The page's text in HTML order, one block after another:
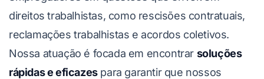
direitos trabalhistas, como rescisões contratuais,
reclamações trabalhistas e acordos coletivos.
Nossa atuação é focada em encontrar soluções
rápidas e eficazespara garantir que nossos